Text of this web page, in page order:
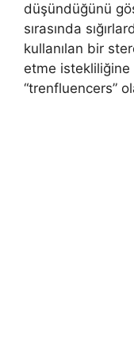
düşündüğünü
sırasında
kullanılan bir
etme istekliliğine
“trenfluencers”